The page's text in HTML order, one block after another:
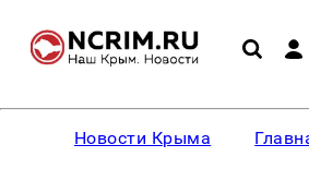
Новости Крыма